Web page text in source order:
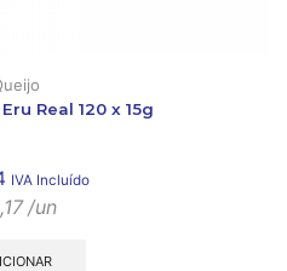
Real 120 x 15g
IVA Incluído
/un